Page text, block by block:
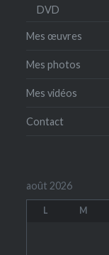
DVD
Mes œuvres
Mes photos
Mes vidéos
Contact
août 2026
L M